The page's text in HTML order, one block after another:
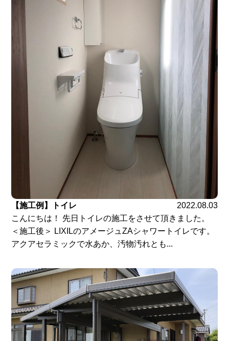
【施工例】トイレ
2022.08.03
こんにちは！ 先日トイレの施工をさせて頂きました。
＜施工後＞ LIXILのアメージュZAシャワートイレです。
アクアセラミックで水あか、汚物汚れとも...